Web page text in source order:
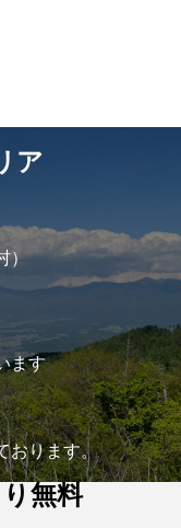
ア
）
ます
おります。
無料